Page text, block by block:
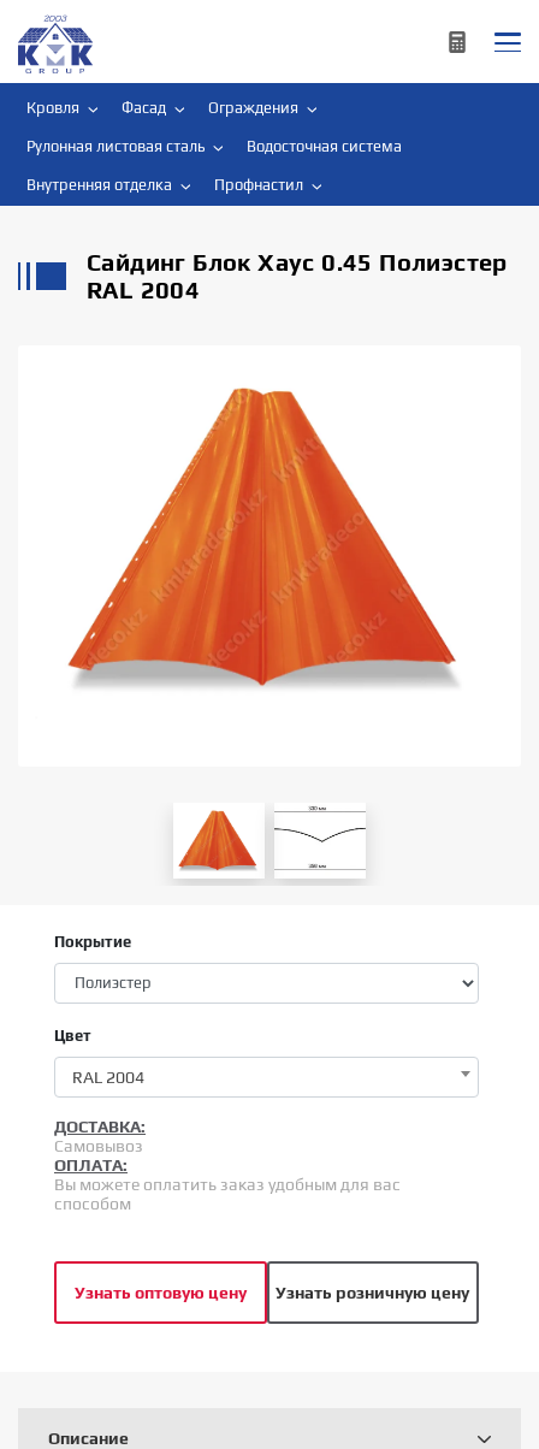
Кровля Фасад Ограждения
Рулонная листовая сталь Водосточная система
Внутренняя отделка Профнастил
Сайдинг Блок Хаус 0.45 Полиэстер
RAL 2004
Покрытие
Цвет
RAL 2004
ДОСТАВКА:
Самовывоз
ОПЛАТА:
Вы можете оплатить заказ удобным для вас
способом
Узнать оптовую цену Узнать розничную цену
Описание